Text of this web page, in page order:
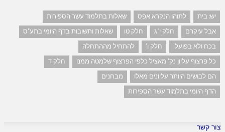
יש: בית לתוהו הנקרא אפס
שאלות בתלמוד עשר הספירות
אבל עיקרם
חלק י"ג חלק טו
שאלות ותשובות בדף היומי בתע"ס
בכח ולא בפועל.
חלק ו'
להתחיל מההתחלה
כל פרצוף עליון נק' מאציל כלפי הפרצוף שלמטה ממנו
חלק ד
הם לבושים היותר עליונים מאלו
מבחנים
הדף היומי בתלמוד עשר הספירות
צור קשר